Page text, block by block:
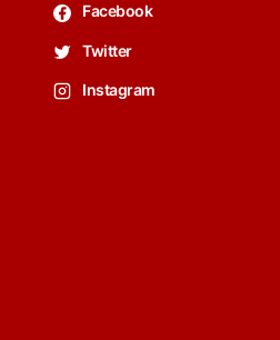
Facebook
Twitter
Instagram